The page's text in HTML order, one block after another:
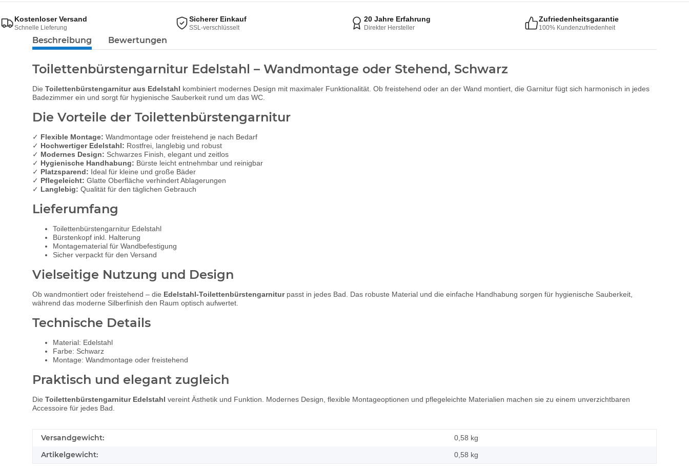
Kostenloser Versand
Schnelle Lieferung
Sicherer Einkauf
SSL-verschlüsselt
20 Jahre Erfahrung
Direkter Hersteller
Zufriedenheitsgarantie
100% Kundenzufriedenheit
Beschreibung Bewertungen
Toilettenbürstengarnitur Edelstahl – Wandmontage oder Stehend, Schwarz
Die Toilettenbürstengarnitur aus Edelstahl kombiniert modernes Design mit maximaler Funktionalität. Ob freistehend oder an der Wand montiert, die Garnitur fügt sich harmonisch in jedes
Badezimmer ein und sorgt für hygienische Sauberkeit rund um das WC.
Die Vorteile der Toilettenbürstengarnitur
✓ Flexible Montage: Wandmontage oder freistehend je nach Bedarf
✓ Hochwertiger Edelstahl: Rostfrei, langlebig und robust
✓ Modernes Design: Schwarzes Finish, elegant und zeitlos
✓ Hygienische Handhabung: Bürste leicht entnehmbar und reinigbar
✓ Platzsparend: Ideal für kleine und große Bäder
✓ Pflegeleicht: Glatte Oberfläche verhindert Ablagerungen
✓ Langlebig: Qualität für den täglichen Gebrauch
Lieferumfang
Toilettenbürstengarnitur Edelstahl
Bürstenkopf inkl. Halterung
Montagematerial für Wandbefestigung
Sicher verpackt für den Versand
Vielseitige Nutzung und Design
Ob wandmontiert oder freistehend – die Edelstahl-Toilettenbürstengarniturpasst in jedes Bad. Das robuste Material und die einfache Handhabung sorgen für hygienische Sauberkeit,
während das moderne Silberfinish den Raum optisch aufwertet.
Technische Details
Material: Edelstahl
Farbe: Schwarz
Montage: Wandmontage oder freistehend
Praktisch und elegant zugleich
Die Toilettenbürstengarnitur Edelstahl vereint Ästhetik und Funktion. Modernes Design, flexible Montageoptionen und pflegeleichte Materialien machen sie zu einem unverzichtbaren
Accessoire für jedes Bad.
Versandgewicht: 0,58 kg
Artikelgewicht: 0,58 kg